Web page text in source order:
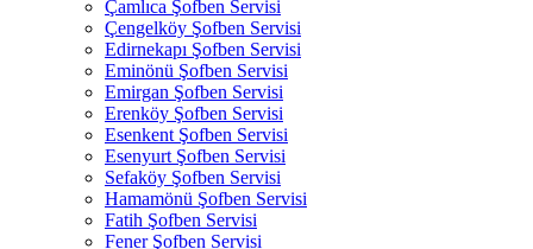
Çamlıca Şofben Servisi
Çengelköy Şofben Servisi
Edirnekapı Şofben Servisi
Eminönü Şofben Servisi
Emirgan Şofben Servisi
Erenköy Şofben Servisi
Esenkent Şofben Servisi
Esenyurt Şofben Servisi
Sefaköy Şofben Servisi
Hamamönü Şofben Servisi
Fatih Şofben Servisi
Fener Şofben Servisi